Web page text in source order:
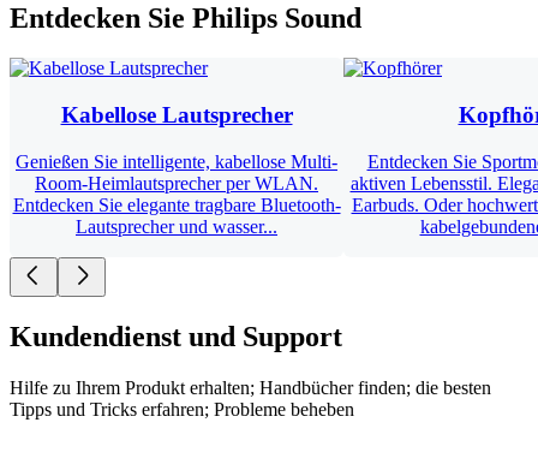
Entdecken Sie Philips Sound
Kabellose Lautsprecher
Genießen Sie intelligente, kabellose Multi-
Room-Heimlautsprecher per WLAN.
Entdecken Sie elegante tragbare Bluetooth-
Lautsprecher und wasser...
Entdecken Sie
aktiven Lebensstil.
Earbuds. Oder
Kundendienst und Support
Hilfe zu Ihrem Produkt erhalten; Handbücher finden; die besten
Tipps und Tricks erfahren; Probleme beheben